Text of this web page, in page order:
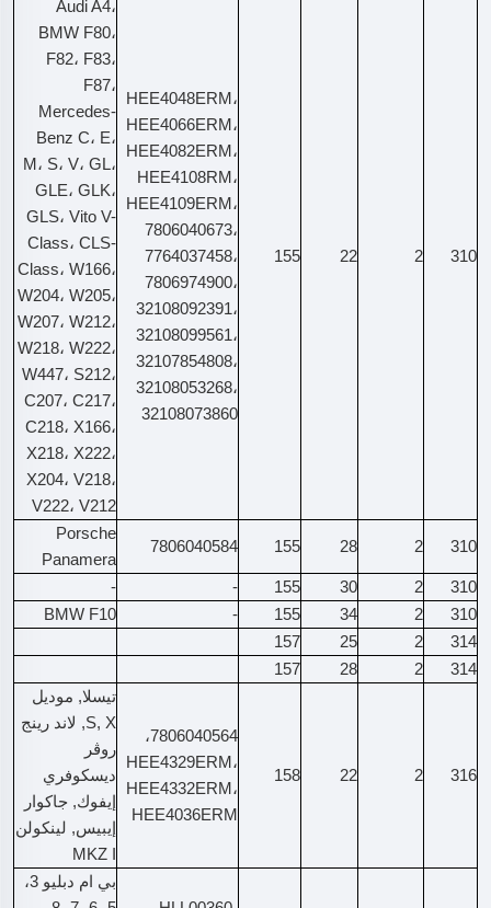
310
2
22
155
HEE4048ERM،
HEE4066ERM،
HEE4082ERM،
HEE4108RM،
HEE4109ERM،
7806040673،
7764037458،
7806974900،
32108092391،
32108099561،
32107854808،
32108053268،
32108073860
Audi A4،
BMW F80،
F82، F83،
F87،
Mercedes-
Benz C، E،
M، S، V، GL،
GLE، GLK،
GLS، Vito V-
Class، CLS-
Class، W166،
W204، W205،
W207، W212،
W218، W222،
W447، S212،
C207، C217،
C218، X166،
X218، X222،
X204، V218،
V222، V212
310
2
28
155
7806040584
Porsche
Panamera
310
2
30
155
-
-
310
2
34
155
-
BMW F10
314
2
25
157
314
2
28
157
316
2
22
158
7806040564،
HEE4329ERM،
HEE4332ERM،
HEE4036ERM
تيسلا, موديل
S, X, لاند رينج
روڤر
ديسكوفري
إيفوك, جاكوار
إيبيس, لينكولن
MKZ I
بي ام دبليو 3،